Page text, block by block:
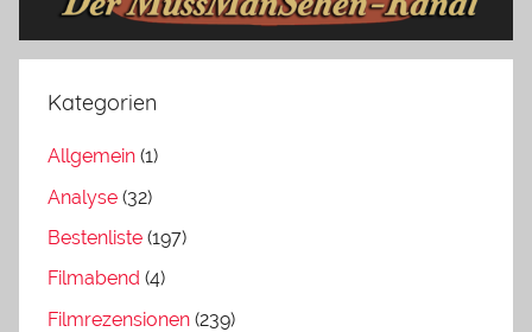
Kategorien
Allgemein (1)
Analyse (32)
Bestenliste (197)
Filmabend (4)
Filmrezensionen (239)